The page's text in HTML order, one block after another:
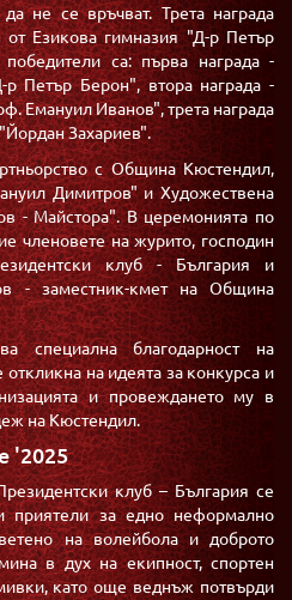
не се връчват. Трета награда
от Езикова гимназия "Д-р Петър
са: първа награда -
Петър Берон", втора награда -
Емануил Иванов", трета награда
Захариев".
с Община Кюстендил,
Димитров" и Художествена
- Майстора". В церемонията по
членовете на журито, господин
клуб - България и
- заместник-кмет на Община
специална благодарност на
откликна на идеята за конкурса и
и провеждането му в
на Кюстендил.
'2025
клуб – България се
приятели за едно неформално
на волейбола и доброто
в дух на екипност, спортен
като още веднъж потвърди